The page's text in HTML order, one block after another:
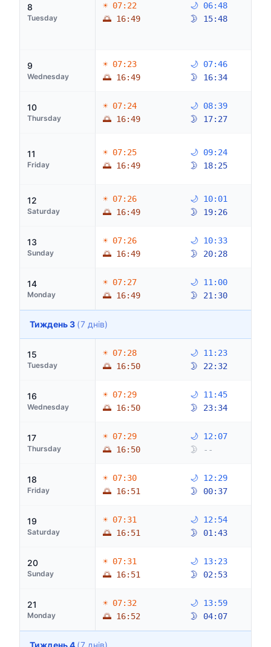
8
Tuesday
☀ 07:22
🌅 16:49
🌙 06:48
🌛 15:48
9
Wednesday
☀ 07:23
🌅 16:49
🌙 07:46
🌛 16:34
10
Thursday
☀ 07:24
🌅 16:49
🌙 08:39
🌛 17:27
11
Friday
☀ 07:25
🌅 16:49
🌙 09:24
🌛 18:25
12
Saturday
☀ 07:26
🌅 16:49
🌙 10:01
🌛 19:26
13
Sunday
☀ 07:26
🌅 16:49
🌙 10:33
🌛 20:28
14
Monday
☀ 07:27
🌅 16:49
🌙 11:00
🌛 21:30
Тиждень 3 (7 днів)
15
Tuesday
☀ 07:28
🌅 16:50
🌙 11:23
🌛 22:32
16
Wednesday
☀ 07:29
🌅 16:50
🌙 11:45
🌛 23:34
17
Thursday
☀ 07:29
🌅 16:50
🌙 12:07
🌛 --
18
Friday
☀ 07:30
🌅 16:51
🌙 12:29
🌛 00:37
19
Saturday
☀ 07:31
🌅 16:51
🌙 12:54
🌛 01:43
20
Sunday
☀ 07:31
🌅 16:51
🌙 13:23
🌛 02:53
21
Monday
☀ 07:32
🌅 16:52
🌙 13:59
🌛 04:07
Тиждень 4 (7 днів)